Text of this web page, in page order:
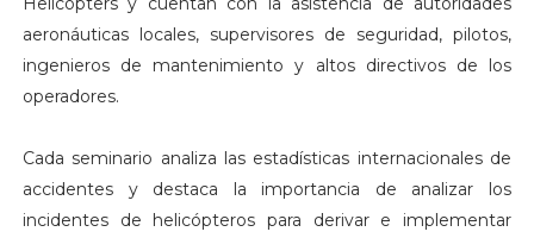
aeronáuticas locales, supervisores de seguridad, pilotos,
ingenieros de mantenimiento y altos directivos de los
operadores.
Cada seminario analiza las estadísticas internacionales de
accidentes y destaca la importancia de analizar los
incidentes de helicópteros para derivar e implementar